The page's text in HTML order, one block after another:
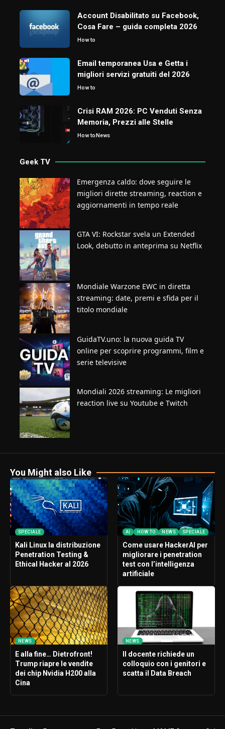
Account Disabilitato su Facebook,
Cosa Fare – guida completa 2026
How to
Email temporanea Usa e Getta i
migliori servizi gratuiti del 2026
How to
Crisi RAM 2026: PC Venduti Senza
Memoria, Prezzi alle Stelle
How toNews
Geek TV
Emergenza caldo: dove seguire le
migliori dirette streaming, reaction e
aggiornamenti in tempo reale
GTA VI: Rockstar svela un Extended
Look, debutto in anteprima su Netflix
Mondiale Warzone EWC in diretta
streaming: date, premi e sfida per il
titolo mondiale
GuidaTV.uno: la nuova guida TV
online per scoprire programmi, film e
serie televisive
Mondiali 2026 streaming: Le migliori
reaction live su Youtube e Twitch
You Might also Like
SPECIALE
Kali Linux la distribuzione
Penetration Testing &
Ethical Hacker al 2026
AI HOW TO NEWS SPECIALE
Come usare HackerAI per
migliorare i penetration
test con l’intelligenza
artificiale
NEWS
E alla fine… Dietrofront!
Trump riapre le vendite
dei chip Nvidia H200 alla
Cina
NEWS
Il docente richiede un
colloquio con i genitori e
scatta il Data Breach